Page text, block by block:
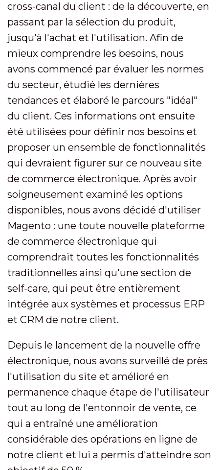
cross-canal du client : de la découverte, en
passant par la sélection du produit,
jusqu'à l'achat et l'utilisation. Afin de
mieux comprendre les besoins, nous
avons commencé par évaluer les normes
du secteur, étudié les dernières
tendances et élaboré le parcours "idéal"
du client. Ces informations ont ensuite
été utilisées pour définir nos besoins et
proposer un ensemble de fonctionnalités
qui devraient figurer sur ce nouveau site
de commerce électronique. Après avoir
soigneusement examiné les options
disponibles, nous avons décidé d'utiliser
Magento : une toute nouvelle plateforme
de commerce électronique qui
comprendrait toutes les fonctionnalités
traditionnelles ainsi qu'une section de
self-care, qui peut être entièrement
intégrée aux systèmes et processus ERP
et CRM de notre client.
Depuis le lancement de la nouvelle offre
électronique, nous avons surveillé de près
l'utilisation du site et amélioré en
permanence chaque étape de l'utilisateur
tout au long de l'entonnoir de vente, ce
qui a entraîné une amélioration
considérable des opérations en ligne de
notre client et lui a permis d'atteindre son